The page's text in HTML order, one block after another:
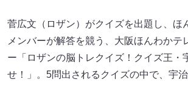
菅広文（ロザン）がクイズを出題し、ほ
メンバーが解答を競う、大阪ほんわかテ
ー「ロザンの脳トレクイズ！クイズ王・
せ！」。5問出されるクイズの中で、宇